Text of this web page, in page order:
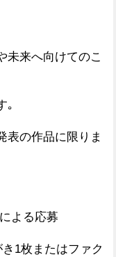
未来へ向けてのこ
｡
表の作品に限りま
よる応募
1枚またはファク